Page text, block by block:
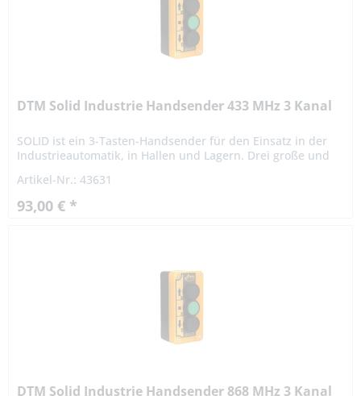
DTM Solid Industrie Handsender 433 MHz 3 Kanal
SOLID ist ein 3-Tasten-Handsender für den Einsatz in der
Industrieautomatik, in Hallen und Lagern. Drei große und
mit...
Artikel-Nr.: 43631
93,00 € *
DTM Solid Industrie Handsender 868 MHz 3 Kanal